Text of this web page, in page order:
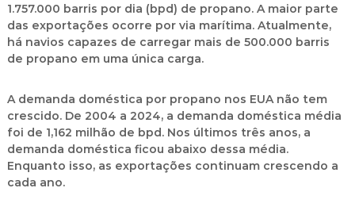
1.757.000 barris por dia (bpd) de propano. A maior parte
das exportações ocorre por via marítima. Atualmente,
há navios capazes de carregar mais de 500.000 barris
de propano em uma única carga.
A demanda doméstica por propano nos EUA não tem
crescido. De 2004 a 2024, a demanda doméstica média
foi de 1,162 milhão de bpd. Nos últimos três anos, a
demanda doméstica ficou abaixo dessa média.
Enquanto isso, as exportações continuam crescendo a
cada ano.